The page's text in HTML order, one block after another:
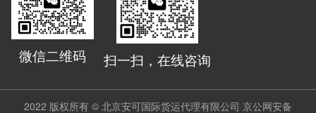
微信二维码 扫一扫，在线咨询
2022 版权所有 © 北京安可国际货运代理有限公司 京公网安备